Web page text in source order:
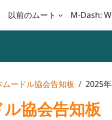
以前のムート
M-Dash:
ムードル協会告知板 2025
協会告知板